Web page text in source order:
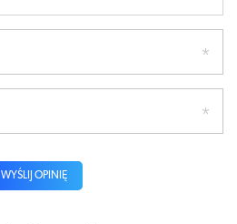
WYŚLIJ OPINIĘ